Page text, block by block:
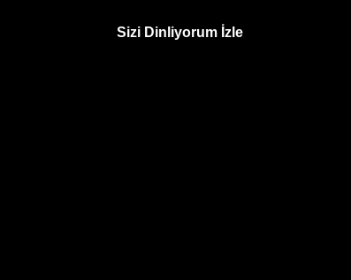
Sizi Dinliyorum İzle